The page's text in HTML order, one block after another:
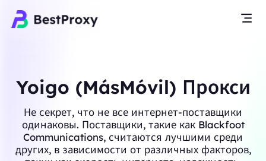
Yoigo (MásMóvil) Прокси
Не секрет, что не все интернет-поставщики
одинаковы. Поставщики, такие как Blackfoot
Communications, считаются лучшими среди
других, в зависимости от различных факторов,